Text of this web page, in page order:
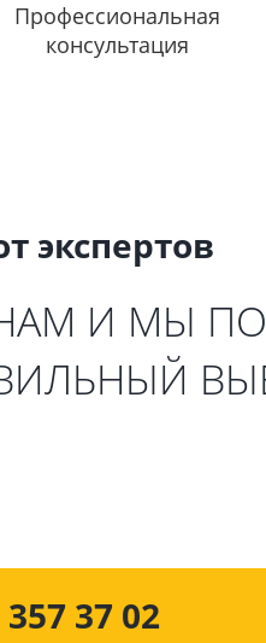
Профессиональная
консультация
экспертов
И МЫ
37 02